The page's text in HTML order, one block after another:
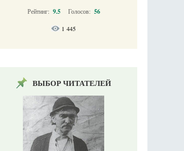
Рейтинг: 9.5 Голосов: 56
1 445
ВЫБОР ЧИТАТЕЛЕЙ